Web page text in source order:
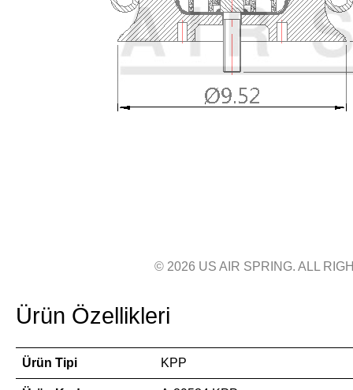
© 2026 US AIR SPRING. ALL
Ürün Özellikleri
Ürün Tipi KPP